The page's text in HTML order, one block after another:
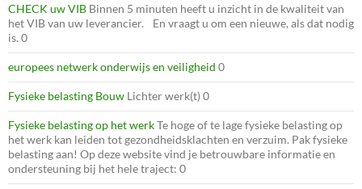
CHECK uw VIB Binnen 5 minuten heeft u inzicht in de kwaliteit van
het VIB van uw leverancier. En vraagt u om een nieuwe, als dat nodig
is. 0
europees netwerk onderwijs en veiligheid 0
Fysieke belasting Bouw Lichter werk(t) 0
Fysieke belasting op het werkTe hoge of te lage fysieke belasting op
het werk kan leiden tot gezondheidsklachten en verzuim. Pak fysieke
belasting aan! Op deze website vind je betrouwbare informatie en
ondersteuning bij het hele traject: 0